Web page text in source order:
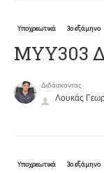
Υποχρεωτικά 3ο εξάμηνο
ΜΥΥ303
Διδάσκοντας
Λουκάς
Υποχρεωτικά 3ο εξάμηνο